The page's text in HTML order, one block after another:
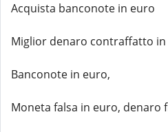
Acquista banconote in euro
Miglior denaro contraffatto
Banconote in euro,
Moneta falsa in euro, denaro